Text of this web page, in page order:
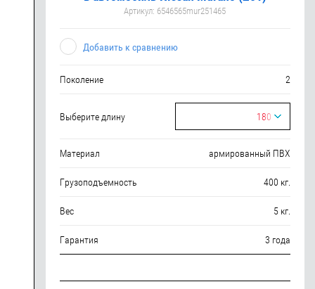
Артикул: 6546565mur251465
Добавить к сравнению
Поколение 2
Выберите длину 180
Материал армированный ПВХ
Грузоподъемность 400 кг.
Вес 5 кг.
Гарантия 3 года